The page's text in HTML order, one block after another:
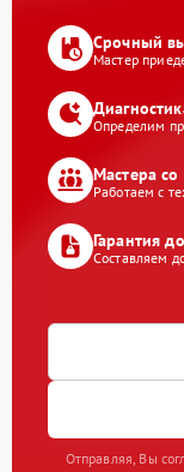
Срочный
Мастер
Определим
Мастера со
Работаем с
Гарантия
Составляем
Отправляя, Вы